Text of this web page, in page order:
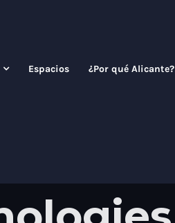
Espacios ¿Por qué Alicante?